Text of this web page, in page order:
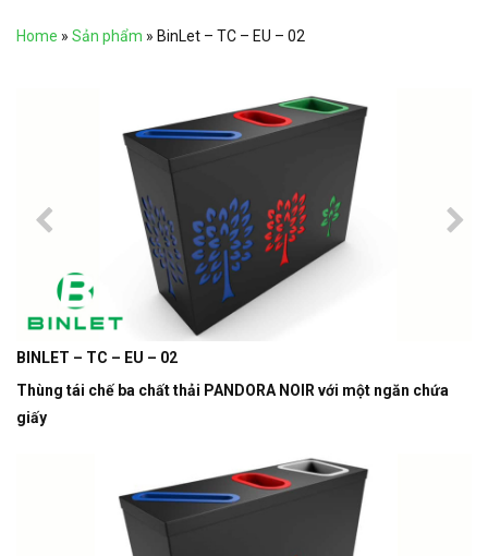
Home » Sản phẩm » BinLet – TC – EU – 02
BINLET – TC – EU – 02
Thùng tái chế ba chất thải PANDORA NOIR với một ngăn chứa
giấy